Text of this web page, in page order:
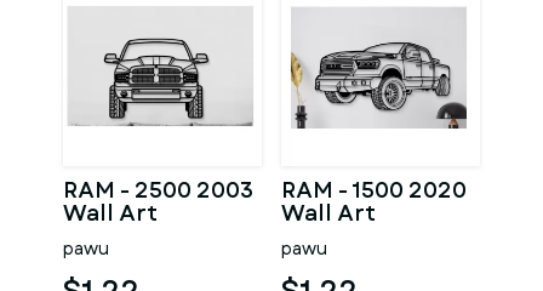
RAM - 2500 2003
Wall Art
pawu
RAM - 1500 2020
Wall Art
pawu